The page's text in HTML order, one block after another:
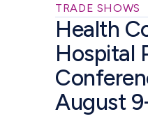
TRADE SHOWS
Health
Hospital
August